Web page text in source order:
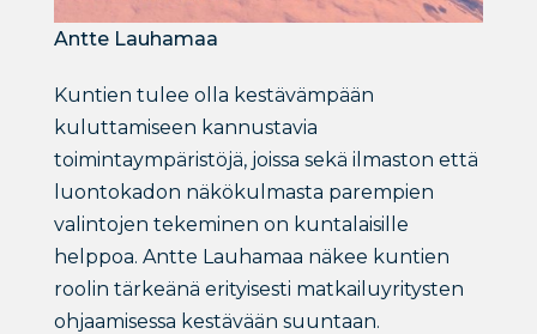
Antte Lauhamaa
Kuntien tulee olla kestävämpään
kuluttamiseen kannustavia
toimintaympäristöjä, joissa sekä ilmaston että
luontokadon näkökulmasta parempien
valintojen tekeminen on kuntalaisille
helppoa. Antte Lauhamaa näkee kuntien
roolin tärkeänä erityisesti matkailuyritysten
ohjaamisessa kestävään suuntaan.